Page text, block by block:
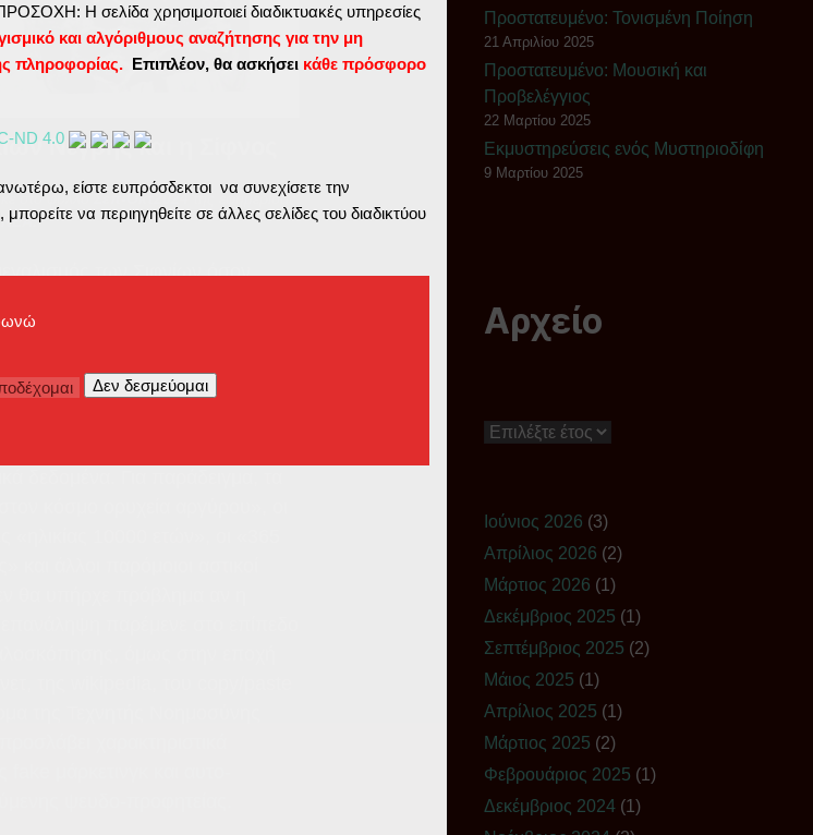
Νέγρης και η Σίφνος
στο φύλλο Σεπ-Οκτ2024της εφημερίδας
ΝΕΑ.
των Σιφνίων όσον
ευγενή προσπάθειά τους να
σε εύπεπτα «τσιτάτα»
Πρoστατευμένο: Τονισμένη Ποίηση
21 Απριλίου 2025
Πρoστατευμένο: Μουσική και
Προβελέγγιος
22 Μαρτίου 2025
Εκμυστηρεύσεις ενός Μυστηριοδίφη
9 Μαρτίου 2025
Αρχείο
Ιστορικό
Ιούνιος 2026 (3)
Απρίλιος 2026 (2)
Μάρτιος 2026 (1)
Δεκέμβριος 2025 (1)
Σεπτέμβριος 2025 (2)
Μάιος 2025 (1)
Απρίλιος 2025 (1)
Μάρτιος 2025 (2)
Φεβρουάριος 2025 (1)
Δεκέμβριος 2024 (1)
Η σελίδα χρησιμοποιεί διαδικτυακές υπηρεσίες
και αλγόριθμους αναζήτησης για την μη
πληροφορίας. Επιπλέον, θα ασκήσει κάθε πρόσφορο
ND 4.0
είστε ευπρόσδεκτοι να συνεχίσετε την
να περιηγηθείτε σε άλλες σελίδες του διαδικτύου